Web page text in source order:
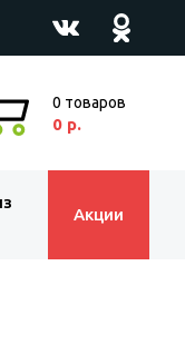
0 товаров
0 р.
Акции